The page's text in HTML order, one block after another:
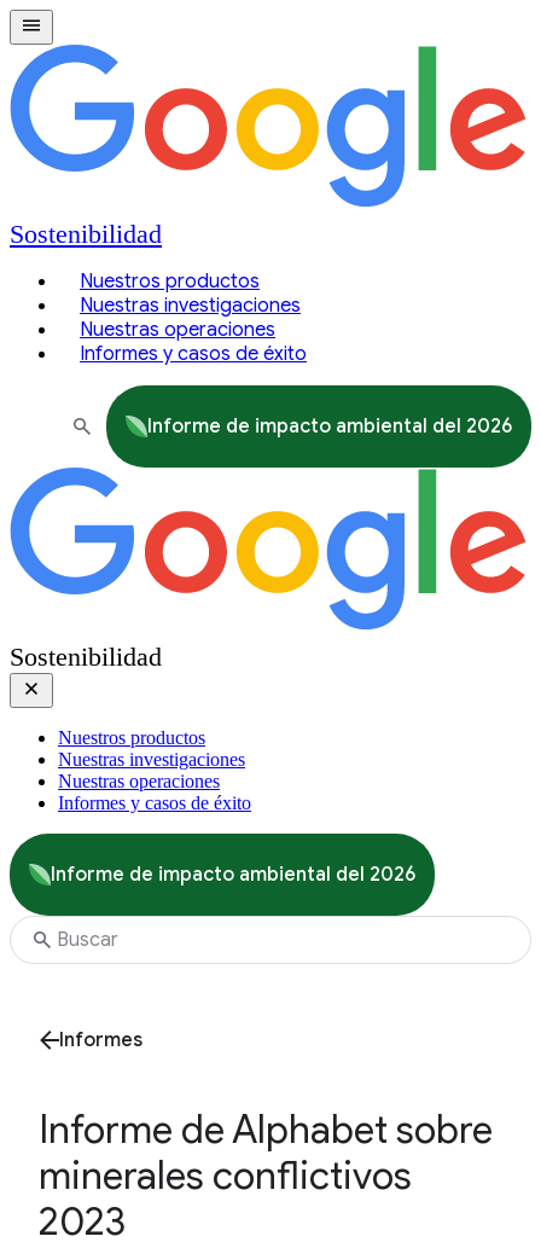
Sostenibilidad
Nuestros productos
Nuestras investigaciones
Nuestras operaciones
Informes y casos de éxito
Informe de impacto ambiental del 2026
Sostenibilidad
Nuestros productos
Nuestras investigaciones
Nuestras operaciones
Informes y casos de éxito
Informe de impacto ambiental del 2026
Informes
Informe de Alphabet sobre
minerales conflictivos
2023